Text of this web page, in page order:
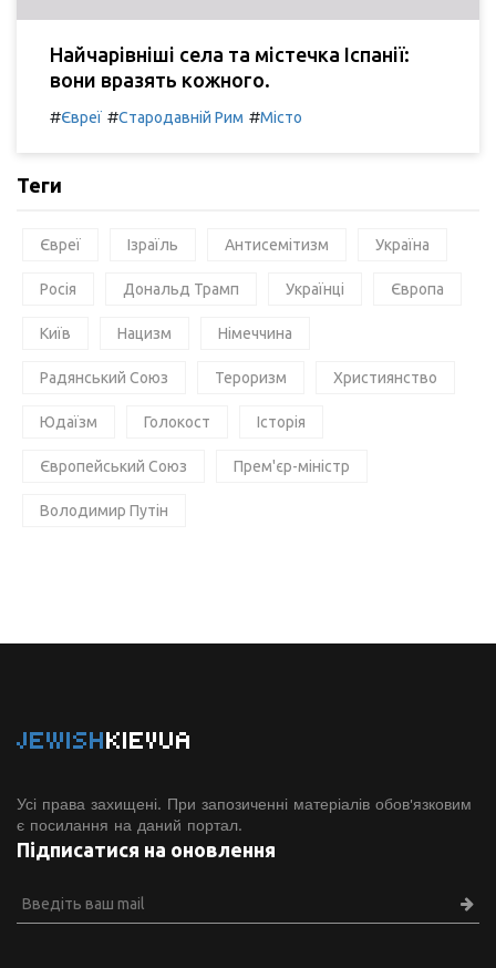
Найчарівніші села та містечка Іспанії:
вони вразять кожного.
#Євреї #Стародавній Рим #Місто
Теги
Євреї Ізраїль Антисемітизм Україна
Росія Дональд Трамп Українці Європа
Київ Нацизм Німеччина
Радянський Союз Тероризм Християнство
Юдаїзм Голокост Історія
Європейський Союз Прем'єр-міністр
Володимир Путін
JEWISHKIEVUA
Усі права захищені. При запозиченні матеріалів обов'язковим
є посилання на даний портал.
Підписатися на оновлення